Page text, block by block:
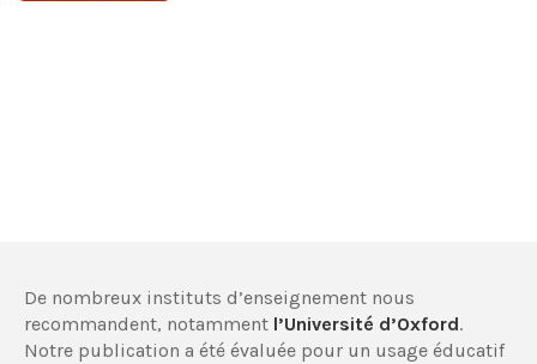
De nombreux instituts d’enseignement nous
recommandent, notamment l’Université d’Oxford.
Notre publication a été évaluée pour un usage éducatif